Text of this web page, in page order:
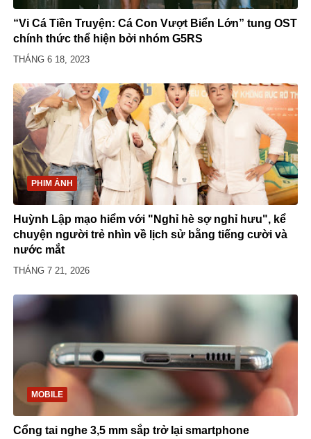
“Vi Cá Tiền Truyện: Cá Con Vượt Biển Lớn” tung OST
chính thức thể hiện bởi nhóm G5RS
THÁNG 6 18, 2023
PHIM ẢNH
Huỳnh Lập mạo hiểm với "Nghỉ hè sợ nghỉ hưu", kể
chuyện người trẻ nhìn về lịch sử bằng tiếng cười và
nước mắt
THÁNG 7 21, 2026
MOBILE
Cổng tai nghe 3,5 mm sắp trở lại smartphone